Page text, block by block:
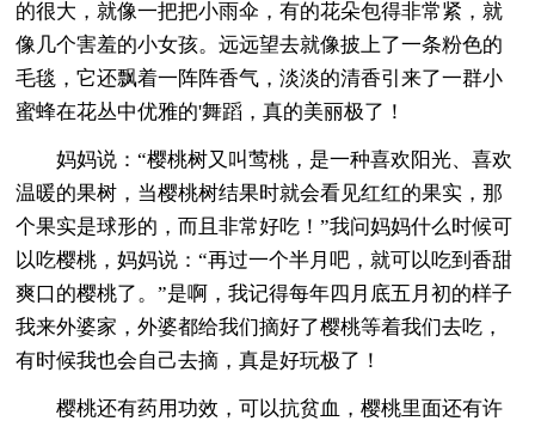
的很大，就像一把把小雨伞，有的花朵包得非常紧，就
像几个害羞的小女孩。远远望去就像披上了一条粉色的
毛毯，它还飘着一阵阵香气，淡淡的清香引来了一群小
蜜蜂在花丛中优雅的'舞蹈，真的美丽极了！
妈妈说：“樱桃树又叫莺桃，是一种喜欢阳光、喜欢
温暖的果树，当樱桃树结果时就会看见红红的果实，那
个果实是球形的，而且非常好吃！”我问妈妈什么时候可
以吃樱桃，妈妈说：“再过一个半月吧，就可以吃到香甜
爽口的樱桃了。”是啊，我记得每年四月底五月初的样子
我来外婆家，外婆都给我们摘好了樱桃等着我们去吃，
有时候我也会自己去摘，真是好玩极了！
樱桃还有药用功效，可以抗贫血，樱桃里面还有许